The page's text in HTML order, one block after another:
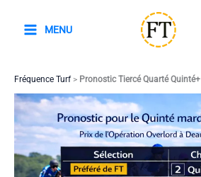
MENU
Fréquence Turf> Pronostic Tiercé Quarté Quinté+